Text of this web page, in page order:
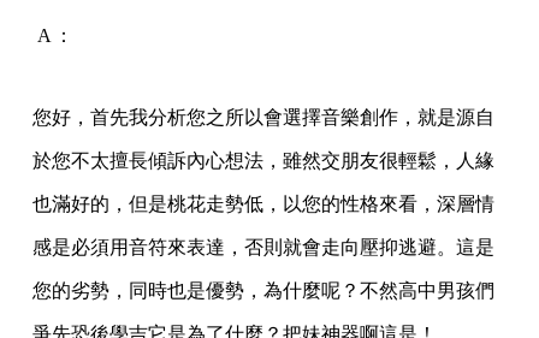
A：
您好，首先我分析您之所以會選擇音樂創作，就是源自
於您不太擅長傾訴內心想法，雖然交朋友很輕鬆，人緣
也滿好的，但是桃花走勢低，以您的性格來看，深層情
感是必須用音符來表達，否則就會走向壓抑逃避。這是
您的劣勢，同時也是優勢，為什麼呢？不然高中男孩們
爭先恐後學吉它是為了什麼？把妹神器啊這是！